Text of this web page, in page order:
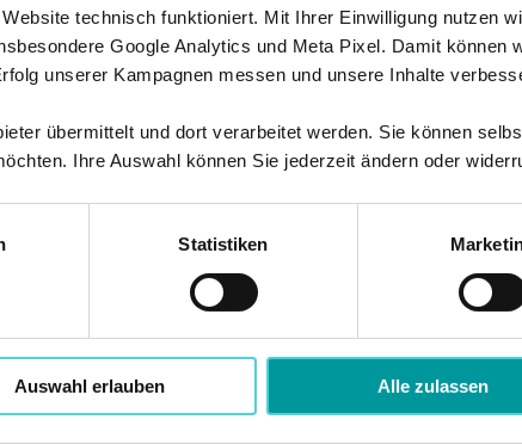
technisch funktioniert. Mit Ihrer Einwilligung nutzen
Google Analytics und Meta Pixel. Damit können
unserer Kampagnen messen und unsere Inhalte
übermittelt und dort verarbeitet werden. Sie können
Ihre Auswahl können Sie jederzeit ändern oder
Statistiken
Auswahl erlauben Alle zulassen
0€ entstehen Ihnen keine Kosten.
per E-Mail. Klicken Sie den Link und Sie
per E-Mail
Hier geht es zum Shop